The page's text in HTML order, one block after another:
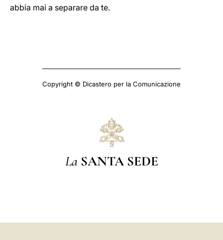
abbia mai a separare da te.
Copyright © Dicastero per la Comunicazione
La SANTA SEDE